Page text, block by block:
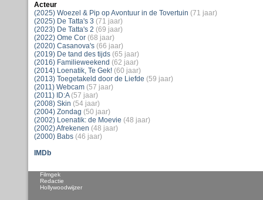
Acteur
(2025) Woezel & Pip op Avontuur in de Tovertuin (71 jaar)
(2025) De Tatta's 3 (71 jaar)
(2023) De Tatta's 2 (69 jaar)
(2022) Ome Cor (68 jaar)
(2020) Casanova's (66 jaar)
(2019) De tand des tijds (65 jaar)
(2016) Familieweekend (62 jaar)
(2014) Loenatik, Te Gek! (60 jaar)
(2013) Toegetakeld door de Liefde (59 jaar)
(2011) Webcam (57 jaar)
(2011) ID:A (57 jaar)
(2008) Skin (54 jaar)
(2004) Zondag (50 jaar)
(2002) Loenatik: de Moevie (48 jaar)
(2002) Afrekenen (48 jaar)
(2000) Babs (46 jaar)
IMDb
Filmgek
Redactie
Hollywoodwijzer